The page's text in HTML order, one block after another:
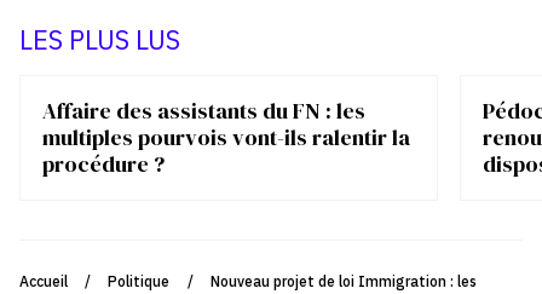
LES PLUS LUS
Affaire des assistants du FN : les
multiples pourvois vont-ils ralentir la
procédure ?
Accueil / Politique /
Nouveau projet de loi Immigration : les